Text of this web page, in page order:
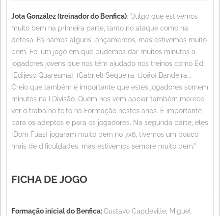
Jota González (treinador do Benfica): "Julgo que estivemos
muito bem na primeira parte, tanto no ataque como na
defesa. Falhámos alguns lançamentos, mas estivemos muito
bem. Foi um jogo em que pudemos dar muitos minutos a
jogadores jovens que nos têm ajudado nos treinos como Edi
[Edijeso Quaresma], [Gabriel] Sequeira, [João] Bandeira...
Creio que também é importante que estes jogadores somem
minutos na I Divisão. Quem nos vem apoiar também merece
ver o trabalho feito na Formação nestes anos. É importante
para os adeptos e para os jogadores. Na segunda parte, eles
[Dom Fuas] jogaram muito bem no 7x6, tivemos um pouco
mais de dificuldades, mas estivemos sempre muito bem."
FICHA DE JOGO
Formação inicial do Benfica:Gustavo Capdeville, Miguel